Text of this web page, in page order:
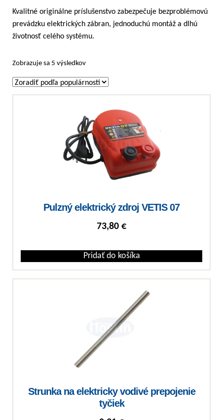
Kvalitné originálne príslušenstvo zabezpečuje bezproblémovú
prevádzku elektrických zábran, jednoduchú montáž a dlhú
životnosť celého systému.
Zobrazuje sa 5 výsledkovZoradené podľa popularity
Pulzný elektrický zdroj VETIS 07
73,80 €
Pridať do košíka
Strunka na elektricky vodivé prepojenie
tyčiek